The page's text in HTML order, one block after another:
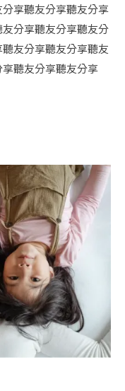
享聽友分享聽友分享
分享聽友分享聽友分
友分享聽友分享聽友
聽友分享聽友分享